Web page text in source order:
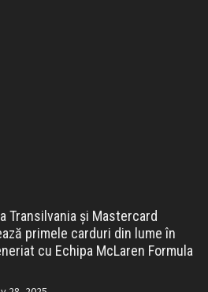
Transilvania și Mastercard
primele carduri din lume în
cu Echipa McLaren Formula